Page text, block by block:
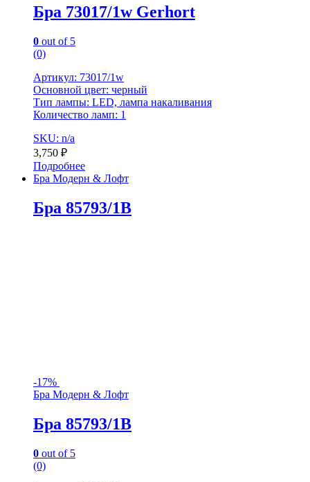
Бра 73017/1w Gerhort
0 out of 5
(0)
Артикул: 73017/1w
Основной цвет: черный
Тип лампы: LED, лампа накаливания
Количество ламп: 1
SKU: n/a
3,750 ₽
Подробнее
Бра Модерн & Лофт
Бра 85793/1B
-17%
Бра Модерн & Лофт
Бра 85793/1B
0 out of 5
(0)